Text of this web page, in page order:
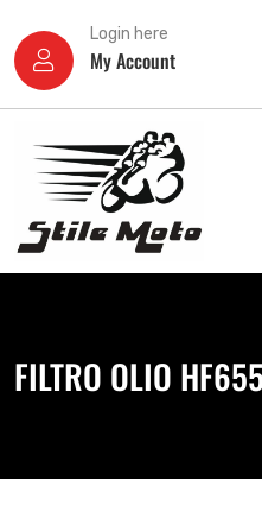
Login here
My Account
FILTRO OLIO